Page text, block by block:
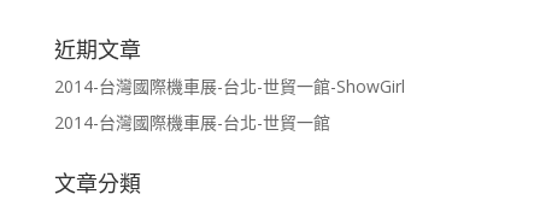
近期文章
2014-台灣國際機車展-台北-世貿一館-ShowGirl
2014-台灣國際機車展-台北-世貿一館
文章分類